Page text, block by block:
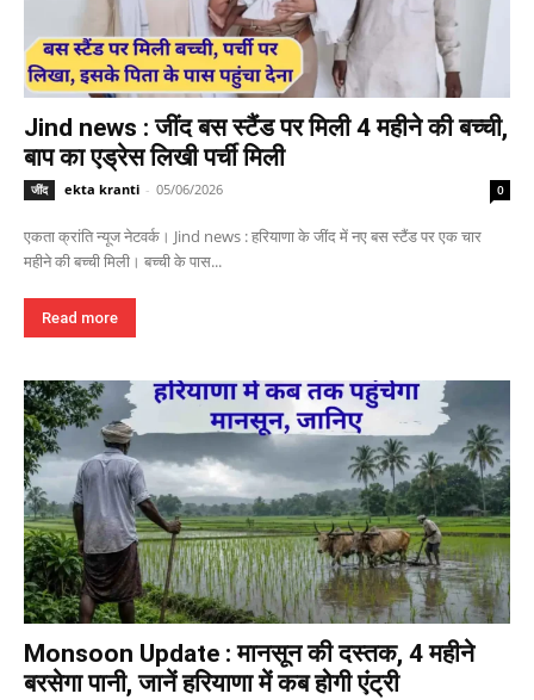
Jind news : जींद बस स्टैंड पर मिली 4 महीने की बच्ची,
बाप का एड्रेस लिखी पर्ची मिली
जींद ekta kranti - 05/06/2026 0
एकता क्रांति न्यूज नेटवर्क। Jind news : हरियाणा के जींद में नए बस स्टैंड पर एक चार
महीने की बच्ची मिली। बच्ची के पास...
Read more
Monsoon Update : मानसून की दस्तक, 4 महीने
बरसेगा पानी, जानें हरियाणा में कब होगी एंट्री